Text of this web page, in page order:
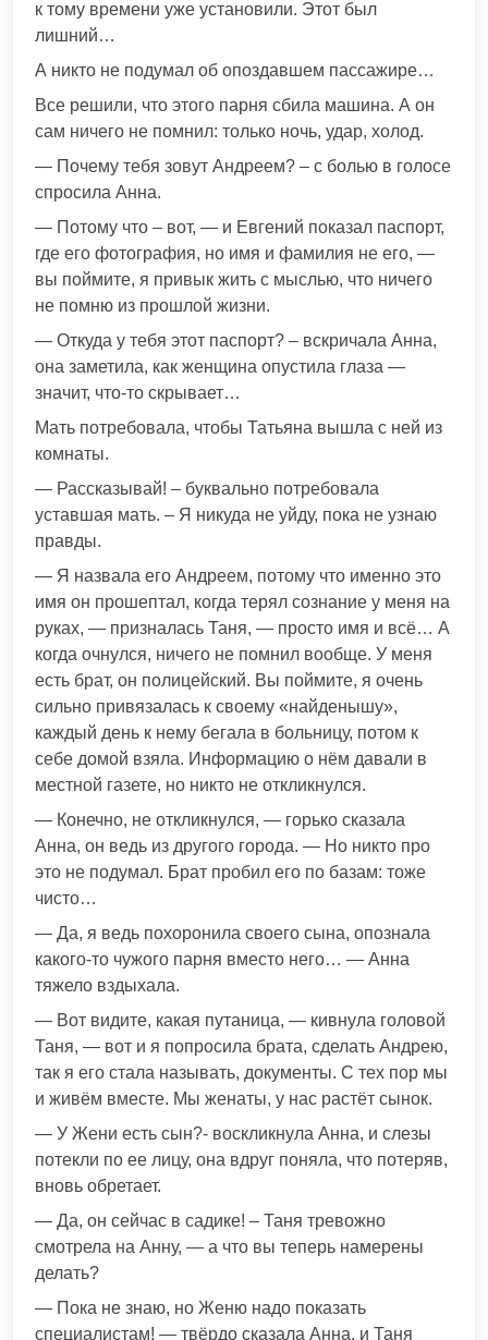
к тому времени уже установили. Этот был
лишний…
А никто не подумал об опоздавшем пассажире…
Все решили, что этого парня сбила машина. А он
сам ничего не помнил: только ночь, удар, холод.
— Почему тебя зовут Андреем? – с болью в голосе
спросила Анна.
— Потому что – вот, — и Евгений показал паспорт,
где его фотография, но имя и фамилия не его, —
вы поймите, я привык жить с мыслью, что ничего
не помню из прошлой жизни.
— Откуда у тебя этот паспорт? – вскричала Анна,
она заметила, как женщина опустила глаза —
значит, что-то скрывает…
Мать потребовала, чтобы Татьяна вышла с ней из
комнаты.
— Рассказывай! – буквально потребовала
уставшая мать. – Я никуда не уйду, пока не узнаю
правды.
— Я назвала его Андреем, потому что именно это
имя он прошептал, когда терял сознание у меня на
руках, — призналась Таня, — просто имя и всё… А
когда очнулся, ничего не помнил вообще. У меня
есть брат, он полицейский. Вы поймите, я очень
сильно привязалась к своему «найденышу»,
каждый день к нему бегала в больницу, потом к
себе домой взяла. Информацию о нём давали в
местной газете, но никто не откликнулся.
— Конечно, не откликнулся, — горько сказала
Анна, он ведь из другого города. — Но никто про
это не подумал. Брат пробил его по базам: тоже
чисто…
— Да, я ведь похоронила своего сына, опознала
какого-то чужого парня вместо него… — Анна
тяжело вздыхала.
— Вот видите, какая путаница, — кивнула головой
Таня, — вот и я попросила брата, сделать Андрею,
так я его стала называть, документы. С тех пор мы
и живём вместе. Мы женаты, у нас растёт сынок.
— У Жени есть сын?- воскликнула Анна, и слезы
потекли по ее лицу, она вдруг поняла, что потеряв,
вновь обретает.
— Да, он сейчас в садике! – Таня тревожно
смотрела на Анну, — а что вы теперь намерены
делать?
— Пока не знаю, но Женю надо показать
специалистам! — твёрдо сказала Анна, и Таня